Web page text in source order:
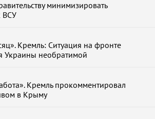
минимизировать
ВСУ
Кремль: Ситуация на фронте
Украины необратимой
Кремль прокомментировал
в Крыму